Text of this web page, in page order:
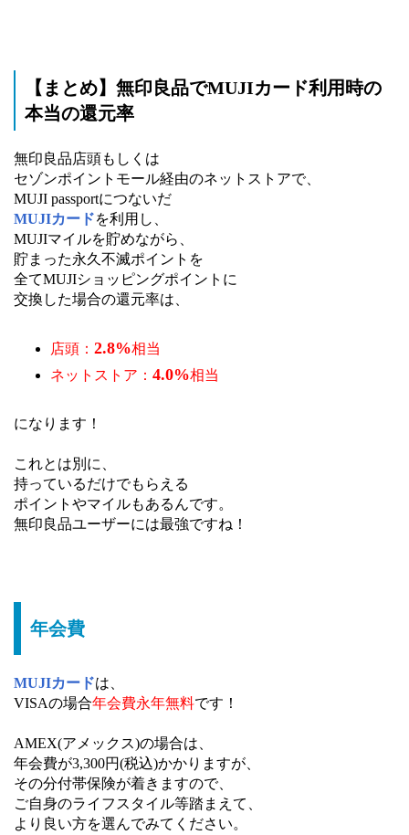
【まとめ】無印良品でMUJIカード利用時の
本当の還元率
無印良品店頭もしくは
セゾンポイントモール経由のネットストアで、
MUJI passportにつないだ
MUJIカードを利用し、
MUJIマイルを貯めながら、
貯まった永久不滅ポイントを
全てMUJIショッピングポイントに
交換した場合の還元率は、
店頭： 2.8%相当
ネットストア： 4.0%相当
になります！
これとは別に、
持っているだけでもらえる
ポイントやマイルもあるんです。
無印良品ユーザーには最強ですね！
年会費
MUJIカードは、
VISAの場合年会費永年無料です！
AMEX(アメックス)の場合は、
年会費が3,300円(税込)かかりますが、
その分付帯保険が着きますので、
ご自身のライフスタイル等踏まえて、
より良い方を選んでみてください。